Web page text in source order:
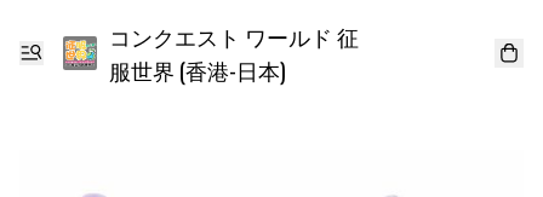
コンクエスト ワールド 征
服世界 (香港-日本)